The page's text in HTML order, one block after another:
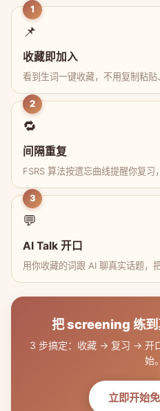
1
📌
收藏即加入
看到生词一键收藏，不用复制粘贴
2
🔁
间隔重复
FSRS 算法按遗忘曲线提醒你复习
3
💬
AI Talk 开口
用你收藏的词跟 AI 聊真实话题，
把 screening 练到
3 步搞定：收藏 → 复习 → 开
始。
立即开始